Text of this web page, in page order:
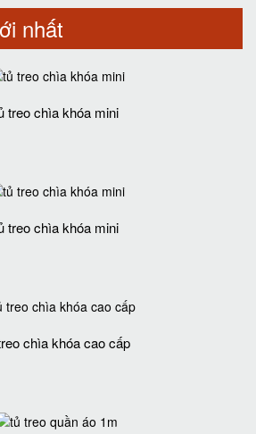
nhất
treo chìa khóa mini
treo chìa khóa mini
chìa khóa cao cấp